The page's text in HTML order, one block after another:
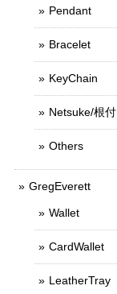
Pendant
Bracelet
KeyChain
Netsuke/根付
Others
GregEverett
Wallet
CardWallet
LeatherTray